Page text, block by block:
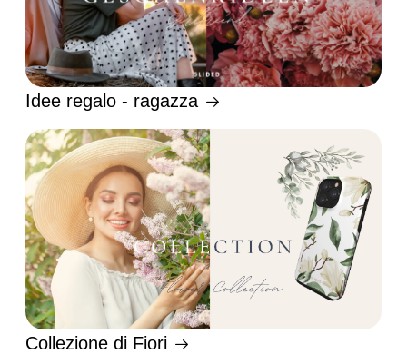
Idee regalo - ragazza
Collezione di Fiori